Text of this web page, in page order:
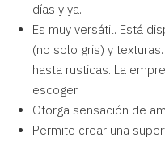
días y ya.
Es muy versátil. Está
(no solo gris) y
hasta rusticas. La
escoger.
Otorga sensación de
Permite crear una